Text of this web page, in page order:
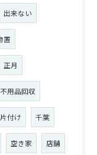
出来ない
置
正月
用品回収
付け 千葉
空き家 店舗